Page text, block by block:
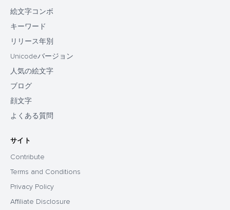
絵文字コンボ
キーワード
リリース年別
Unicodeバージョン
人気の絵文字
ブログ
顔文字
よくある質問
サイト
Contribute
Terms and Conditions
Privacy Policy
Affiliate Disclosure